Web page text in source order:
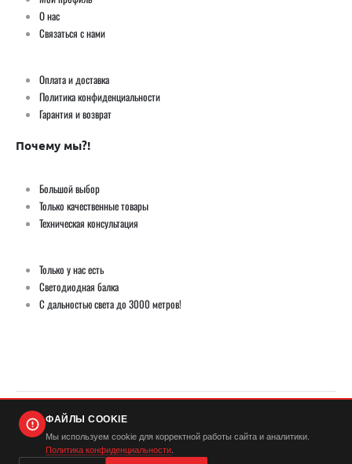
О нас
Связаться с нами
Оплата и доставка
Политика конфиденциальности
Гарантия и возврат
Почему мы?!
Большой выбор
Только качественные товары
Техническая консультация
Только у нас есть
Светодиодная балка
С дальностью света до 3000 метров!
© Демич ИП (ИНН 501724446420) / Мистер Андерсон 2026. Все права защищены
...
ФАЙЛЫ COOKIE
Мы используем cookie для корректной работы сайта и аналитики.
Политика конфиденциальности